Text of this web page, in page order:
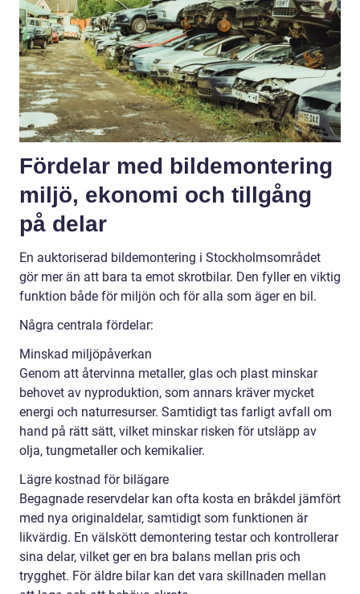
Fördelar med bildemontering
miljö, ekonomi och tillgång
på delar
En auktoriserad bildemontering i Stockholmsområdet
gör mer än att bara ta emot skrotbilar. Den fyller en viktig
funktion både för miljön och för alla som äger en bil.
Några centrala fördelar:
Minskad miljöpåverkan
Genom att återvinna metaller, glas och plast minskar
behovet av nyproduktion, som annars kräver mycket
energi och naturresurser. Samtidigt tas farligt avfall om
hand på rätt sätt, vilket minskar risken för utsläpp av
olja, tungmetaller och kemikalier.
Lägre kostnad för bilägare
Begagnade reservdelar kan ofta kosta en bråkdel jämfört
med nya originaldelar, samtidigt som funktionen är
likvärdig. En välskött demontering testar och kontrollerar
sina delar, vilket ger en bra balans mellan pris och
trygghet. För äldre bilar kan det vara skillnaden mellan